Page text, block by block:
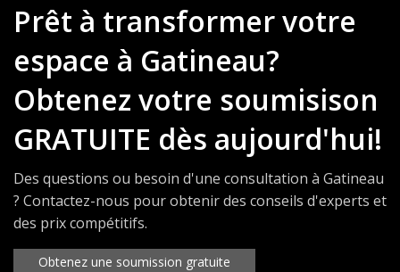
Prêt à transformer votre
espace à Gatineau?
Obtenez votre soumisison
GRATUITE dès aujourd'hui!
Des questions ou besoin d'une consultation à Gatineau
? Contactez-nous pour obtenir des conseils d'experts et
des prix compétitifs.
Obtenez une soumission gratuite